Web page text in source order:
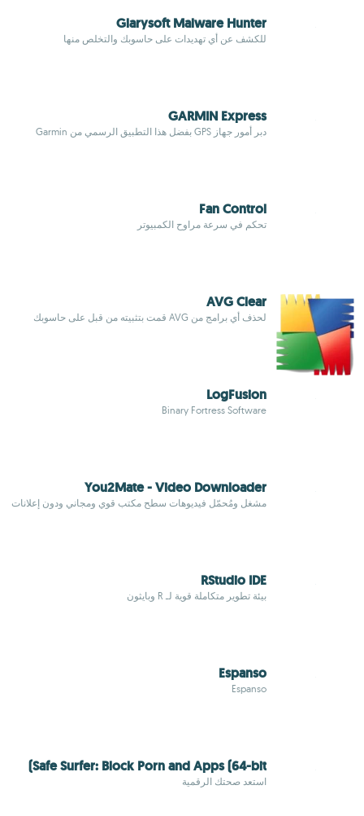
Glarysoft Malware Hunter
للكشف عن أي تهديدات على حاسوبك والتخلص منها
GARMIN Express
دبر أمور جهاز GPS بفضل هذا التطبيق الرسمي من Garmin
Fan Control
تحكم في سرعة مراوح الكمبيوتر
AVG Clear
لحذف أي برامج من AVG قمت بتثبيته من قبل على حاسوبك
LogFusion
Binary Fortress Software
You2Mate - Video Downloader
مشغل ومُحمّل فيديوهات سطح مكتب قوي ومجاني ودون إعلانات
RStudio IDE
بيئة تطوير متكاملة قوية لـ R وبايثون
Espanso
Espanso
Safe Surfer: Block Porn and Apps (64-bit)
استعد صحتك الرقمية